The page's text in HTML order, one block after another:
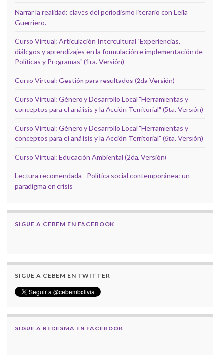
Narrar la realidad: claves del periodismo literario con Leila
Guerriero.
Curso Virtual: Articulación Intercultural "Experiencias,
diálogos y aprendizajes en la formulación e implementación de
Políticas y Programas" (1ra. Versión)
Curso Virtual: Gestión para resultados (2da Versión)
Curso Virtual: Género y Desarrollo Local "Herramientas y
conceptos para el análisis y la Acción Territorial" (5ta. Versión)
Curso Virtual: Género y Desarrollo Local "Herramientas y
conceptos para el análisis y la Acción Territorial" (6ta. Versión)
Curso Virtual: Educación Ambiental (2da. Versión)
Lectura recomendada - Política social contemporánea: un
paradigma en crisis
SIGUE A CEBEM EN FACEBOOK
SIGUE A CEBEM EN TWITTER
SIGUE A REDESMA EN FACEBOOK